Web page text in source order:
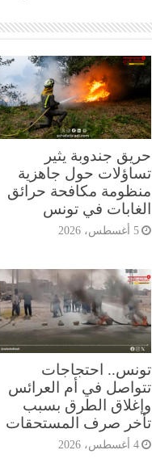
حريق جندوبة يثير
تساؤلات حول جاهزية
منظومة مكافحة حرائق
الغابات في تونس
5 أغسطس، 2026
تونس.. احتجاجات
تتواصل في أم العرائس
وإغلاق الطرق بسبب
تأخر صرف المستحقات
4 أغسطس، 2026